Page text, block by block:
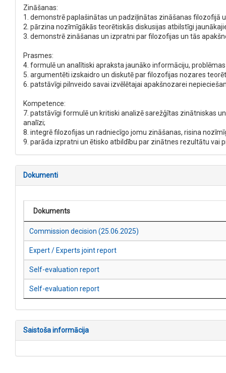
Zināšanas:
1. demonstrē paplašinātas un padziļinātas zināšanas filozofijā
2. pārzina nozīmīgākās teorētiskās diskusijas atbilstīgi
3. demonstrē zināšanas un izpratni par filozofijas un tās
Prasmes:
4. formulē un analītiski apraksta jaunāko informāciju,
5. argumentēti izskaidro un diskutē par filozofijas nozares
6. patstāvīgi pilnveido savai izvēlētajai apakšnozarei
Kompetence:
7. patstāvīgi formulē un kritiski analizē sarežģītas zinātniskas
analīzi;
8. integrē filozofijas un radniecīgo jomu zināšanas, risina
9. parāda izpratni un ētisko atbildību par zinātnes rezultātu vai
Dokumenti
Dokuments
Commission decision (25.06.2025)
Expert / Experts joint report
Self-evaluation report
Self-evaluation report
Saistoša informācija